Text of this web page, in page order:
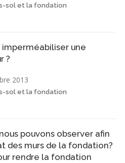
sol et la fondation
une
?
2013
sol et la fondation
pouvons observer afin
des murs de la fondation?
rendre la fondation